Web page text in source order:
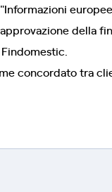
della
concordato tra